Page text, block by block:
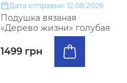
Дата отправки: 12.08.2026
Подушка вязаная
«Дерево жизни» голубая
1499 грн